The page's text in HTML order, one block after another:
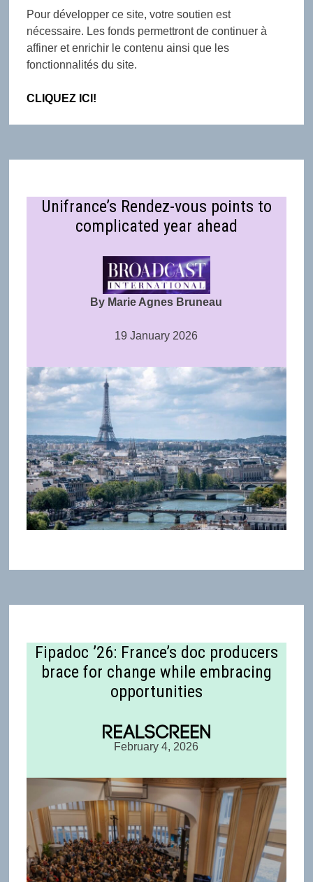
Pour développer ce site, votre soutien est
nécessaire. Les fonds permettront de continuer à
affiner et enrichir le contenu ainsi que les
fonctionnalités du site.
CLIQUEZ ICI!
Unifrance’s Rendez-vous points to
complicated year ahead
By Marie Agnes Bruneau
19 January 2026
Fipadoc ’26: France’s doc producers
brace for change while embracing
opportunities
February 4, 2026